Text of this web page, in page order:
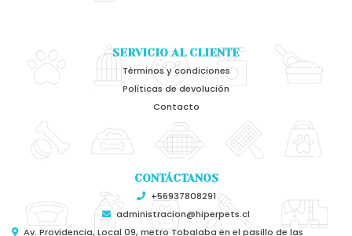
SERVICIO AL CLIENTE
Términos y condiciones
Políticas de devolución
Contacto
CONTÁCTANOS
+56937808291
administracion@hiperpets.cl
Av. Providencia, Local 09, metro Tobalaba en el pasillo de las